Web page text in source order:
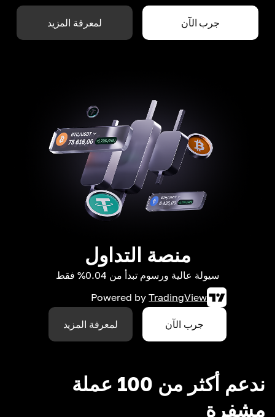
جرب الآن لمعرفة المزيد
منصة التداول
سيولة عالية ورسوم تبدأ من 0.04% فقط
Powered by TradingView
جرب الآن لمعرفة المزيد
ندعم أكثر من 100 عملة
مشفرة